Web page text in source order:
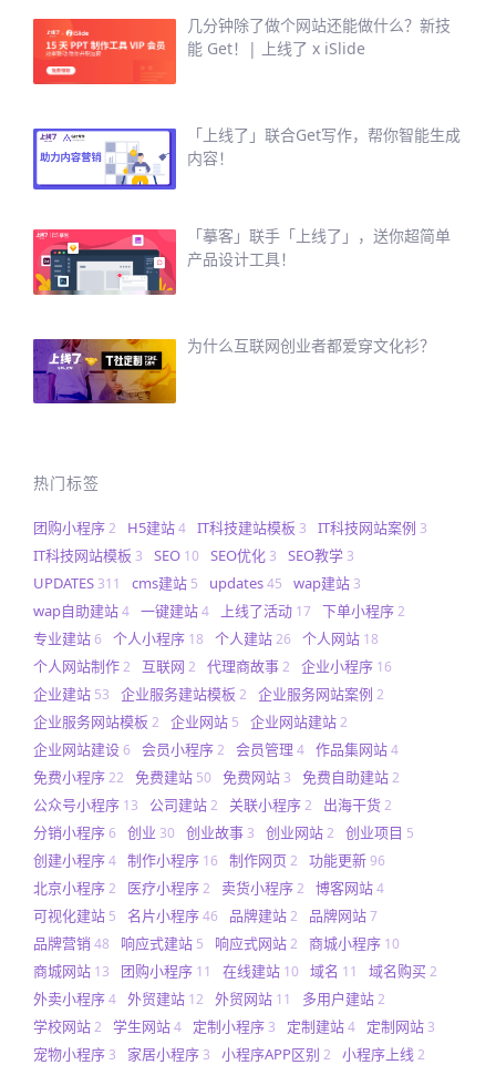
几分钟除了做个网站还能做什么？新技
能 Get！| 上线了 x iSlide
「上线了」联合Get写作，帮你智能生成
内容！
「摹客」联手「上线了」，送你超简单
产品设计工具！
为什么互联网创业者都爱穿文化衫？
热门标签
团购小程序2 H5建站4 IT科技建站模板 3 IT科技网站案例 3
IT科技网站模板 3 SEO 10 SEO优化 3 SEO教学 3
UPDATES 311 cms建站 5 updates45 wap建站 3
wap自助建站4 一键建站4 上线了活动 17 下单小程序2
专业建站6 个人小程序 18 个人建站26 个人网站 18
个人网站制作2 互联网 2 代理商故事2 企业小程序 16
企业建站 53 企业服务建站模板 2 企业服务网站案例 2
企业服务网站模板 2 企业网站 5 企业网站建站2
企业网站建设6 会员小程序2 会员管理 4 作品集网站4
免费小程序22 免费建站 50 免费网站 3 免费自助建站2
公众号小程序 13 公司建站2 关联小程序2 出海干货2
分销小程序6 创业 30 创业故事 3 创业网站2 创业项目 5
创建小程序4 制作小程序 16 制作网页 2 功能更新96
北京小程序2 医疗小程序2 卖货小程序2 博客网站4
可视化建站 5 名片小程序46 品牌建站2 品牌网站7
品牌营销 48 响应式建站 5 响应式网站2 商城小程序 10
商城网站 13 团购小程序 11 在线建站 10 域名 11 域名购买2
外卖小程序4 外贸建站 12 外贸网站 11 多用户建站2
学校网站2 学生网站4 定制小程序 3 定制建站4 定制网站 3
宠物小程序 3 家居小程序 3 小程序APP区别 2 小程序上线 2